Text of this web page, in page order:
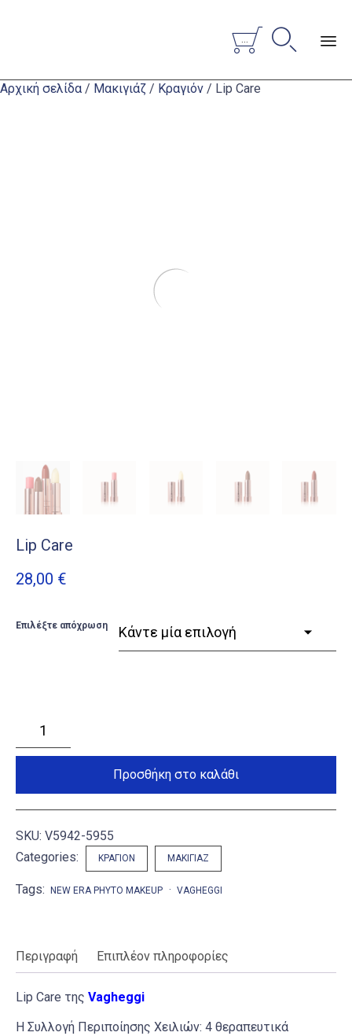

... 
Αρχική σελίδα / Μακιγιάζ / Κραγιόν / Lip Care
Lip Care
28,00 €
Επιλέξτε απόχρωση
ποσότητα
Προσθήκη στο καλάθι
SKU: V5942-5955
Categories:
ΚΡΑΓΙΌΝ ΜΑΚΙΓΙΆΖ
Tags: NEW ERA PHYTO MAKEUP VAGHEGGI
Περιγραφή Επιπλέον πληροφορίες
Lip Care της Vagheggi
Η Συλλογή Περιποίησης Χειλιών: 4 θεραπευτικά